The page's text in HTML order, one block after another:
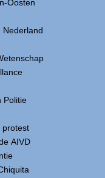
Oosten
Nederland
Politie
protest
AIVD